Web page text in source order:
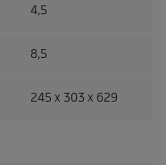
4,5
8,5
245 x 303 x 629